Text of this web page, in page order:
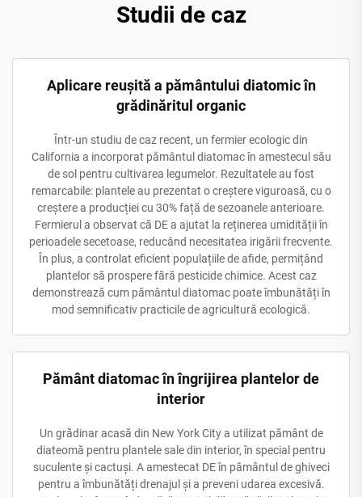
Studii de caz
Aplicare reușită a pământului diatomic în
grădinăritul organic
Într-un studiu de caz recent, un fermier ecologic din
California a incorporat pământul diatomac în amestecul său
de sol pentru cultivarea legumelor. Rezultatele au fost
remarcabile: plantele au prezentat o creștere viguroasă, cu o
creștere a producției cu 30% față de sezoanele anterioare.
Fermierul a observat că DE a ajutat la reținerea umidității în
perioadele secetoase, reducând necesitatea irigării frecvente.
În plus, a controlat eficient populațiile de afide, permițând
plantelor să prospere fără pesticide chimice. Acest caz
demonstrează cum pământul diatomac poate îmbunătăți în
mod semnificativ practicile de agricultură ecologică.
Pământ diatomac în îngrijirea plantelor de
interior
Un grădinar acasă din New York City a utilizat pământ de
diateomă pentru plantele sale din interior, în special pentru
suculente și cactuși. A amestecat DE în pământul de ghiveci
pentru a îmbunătăți drenajul și a preveni udarea excesivă.